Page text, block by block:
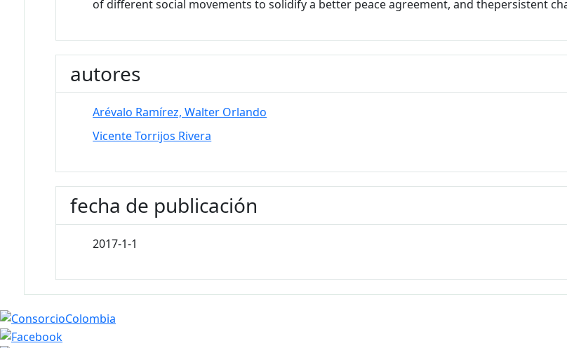
of different social movements to solidify a better peace agreement, and thepersistent
autores
Arévalo Ramírez, Walter Orlando
Vicente Torrijos Rivera
fecha de publicación
2017-1-1